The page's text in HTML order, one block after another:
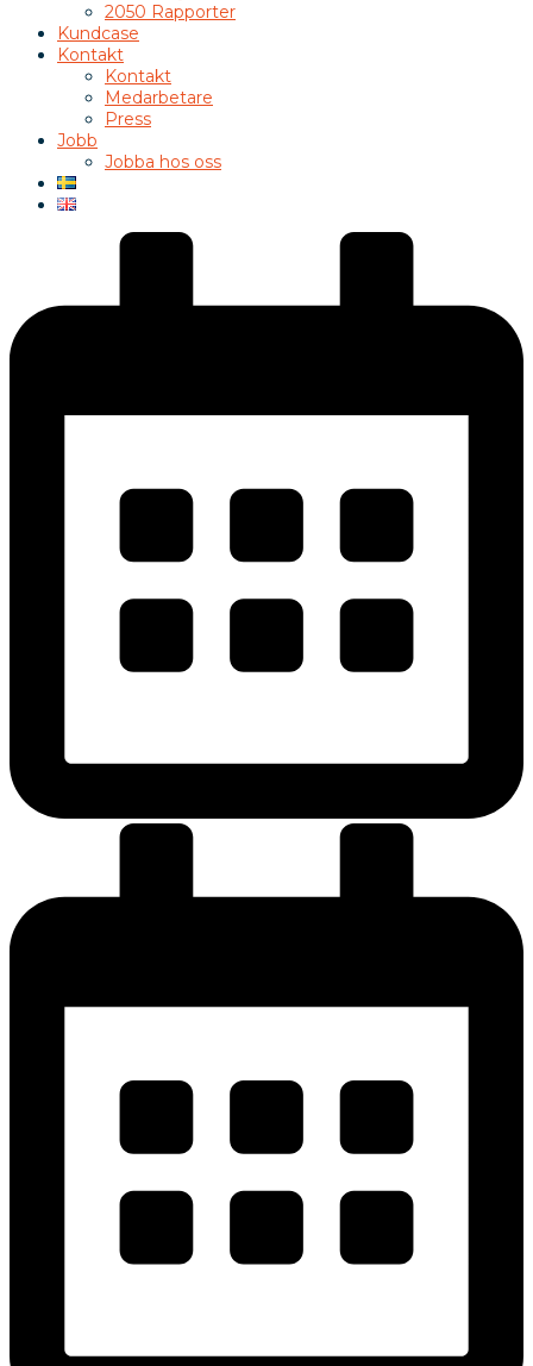
2050 Rapporter
Kundcase
Kontakt
Kontakt
Medarbetare
Press
Jobb
Jobba hos oss